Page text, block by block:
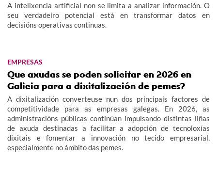
A intelixencia artificial non se limita a analizar información. O
seu verdadeiro potencial está en transformar datos en
decisións operativas continuas.
EMPRESAS
Que axudas se poden solicitar en 2026 en
Galicia para a dixitalización de pemes?
A dixitalización converteuse nun dos principais factores de
competitividade para as empresas galegas. En 2026, as
administracións públicas continúan impulsando distintas liñas
de axuda destinadas a facilitar a adopción de tecnoloxías
dixitais e fomentar a innovación no tecido empresarial,
especialmente no ámbito das pemes.